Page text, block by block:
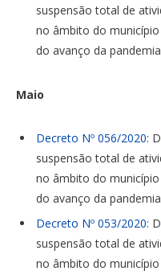
suspensão total de
no âmbito do
do avanço da
Maio
Decreto Nº 056/2020:
suspensão total de
no âmbito do
do avanço da
Decreto Nº 053/2020:
suspensão total de
no âmbito do